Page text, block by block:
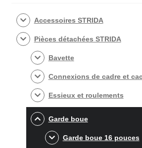
Accessoires STRIDA
Pièces détachées STRIDA
Bavette
Connexions de cadre et
Essieux et roulements
Garde boue
Garde boue 16 pouces